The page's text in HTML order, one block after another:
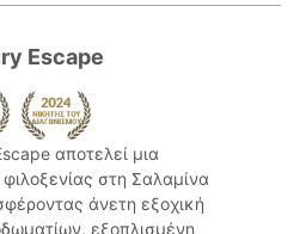
Escape
αποτελεί μια
φιλοξενίας στη Σαλαμίνα
άνετη εξοχική
εξοπλισμένη